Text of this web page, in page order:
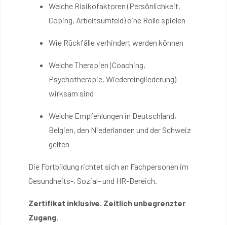
Welche Risikofaktoren (Persönlichkeit,
Coping, Arbeitsumfeld) eine Rolle spielen
Wie Rückfälle verhindert werden können
Welche Therapien (Coaching,
Psychotherapie, Wiedereingliederung)
wirksam sind
Welche Empfehlungen in Deutschland,
Belgien, den Niederlanden und der Schweiz
gelten
Die Fortbildung richtet sich an Fachpersonen im
Gesundheits-, Sozial- und HR-Bereich.
Zertifikat inklusive. Zeitlich unbegrenzter
Zugang.